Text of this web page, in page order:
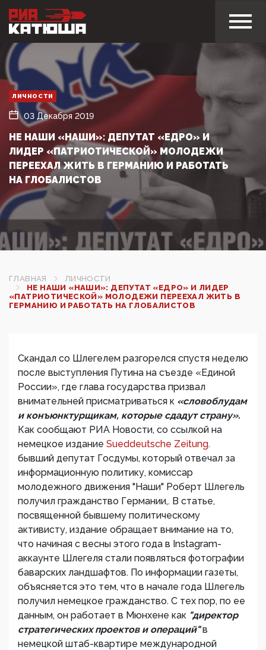
ЛИЧНОСТИ
03 Декабря 2019
НЕ НАШИ «НАШИ»: ДЕПУТАТ «ЕДРО» И
ЛИДЕР «ПАТРИОТИЧЕСКОЙ» МОЛОДЕЖИ
ПЕРЕЕХАЛ ЖИТЬ В ГЕРМАНИЮ И РАБОТАТЬ
НА ГЛОБАЛИСТОВ
ГЛАВНАЯ
ЛИЧНОСТИ
НЕ НАШИ «НАШИ»: ДЕПУТАТ «ЕДРО» И ЛИДЕР
«ПАТРИОТИЧЕСКОЙ» МОЛОДЕЖИ ПЕРЕЕХАЛ ЖИТЬ В
ГЕРМАНИЮ И РАБОТАТЬ НА ГЛОБАЛИСТОВ
Скандал со Шлегелем разгорелся спустя неделю
после выступления Путина на съезде «Единой
России», где глава государства призвал
внимательней присматриваться к «словоблудам
и конъюнктурщикам, которые сдадут страну».
Как сообщают РИА Новости, со ссылкой на
немецкое издание Sueddeutsche Zeitung.
бывший депутат Госдумы, который отвечал за
информационную политику, комиссар
молодежного движения "Наши" Роберт Шлегель
получил гражданство Германии,. В статье,
посвященной бывшему политическому
активисту, издание обращает внимание на то,
что начиная с весны этого года в Instagram-
аккаунте Шлегеля стали появляться фотографии
баварских ландшафтов. По информации газеты,
объясняется это тем, что в начале года Шлегель
получил немецкое гражданство. С тех пор, по ее
данным, он работает в Мюнхене как "директор
стратегических проектов и операций"в
немецкой штаб-квартире международной